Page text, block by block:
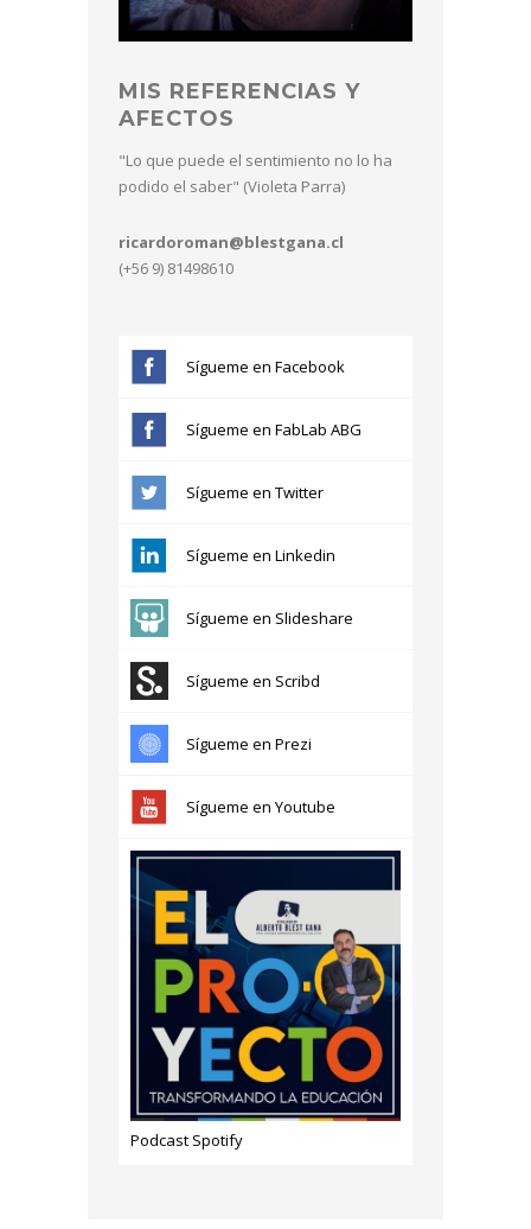
MIS REFERENCIAS Y
AFECTOS
"Lo que puede el sentimiento no lo ha
podido el saber" (Violeta Parra)
ricardoroman@blestgana.cl
(+56 9) 81498610
Sígueme en Facebook
Sígueme en FabLab ABG
Sígueme en Twitter
Sígueme en Linkedin
Sígueme en Slideshare
Sígueme en Scribd
Sígueme en Prezi
Sígueme en Youtube
Podcast Spotify